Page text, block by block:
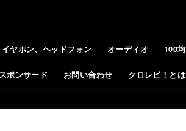
イヤホン、ヘッドフォン オーディオ 100均
スポンサード お問い合わせ クロレビ！とは